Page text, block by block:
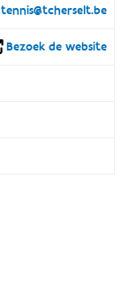
tennis@tcherselt.be
Bezoek de website